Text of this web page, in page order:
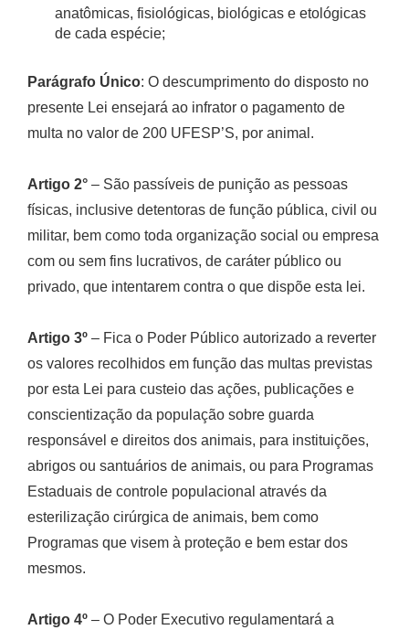
anatômicas, fisiológicas, biológicas e etológicas
de cada espécie;
Parágrafo Único: O descumprimento do disposto no
presente Lei ensejará ao infrator o pagamento de
multa no valor de 200 UFESP’S, por animal.
Artigo 2° – São passíveis de punição as pessoas
físicas, inclusive detentoras de função pública, civil ou
militar, bem como toda organização social ou empresa
com ou sem fins lucrativos, de caráter público ou
privado, que intentarem contra o que dispõe esta lei.
Artigo 3º – Fica o Poder Público autorizado a reverter
os valores recolhidos em função das multas previstas
por esta Lei para custeio das ações, publicações e
conscientização da população sobre guarda
responsável e direitos dos animais, para instituições,
abrigos ou santuários de animais, ou para Programas
Estaduais de controle populacional através da
esterilização cirúrgica de animais, bem como
Programas que visem à proteção e bem estar dos
mesmos.
Artigo 4º – O Poder Executivo regulamentará a